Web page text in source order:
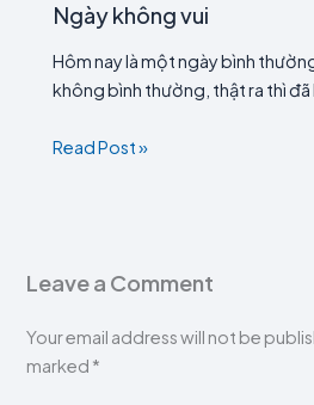
Ngày không vui
Hôm nay là một ngày bình
không bình thường, thật ra thì
Read Post »
Leave a Comment
Your email address will not be
marked *